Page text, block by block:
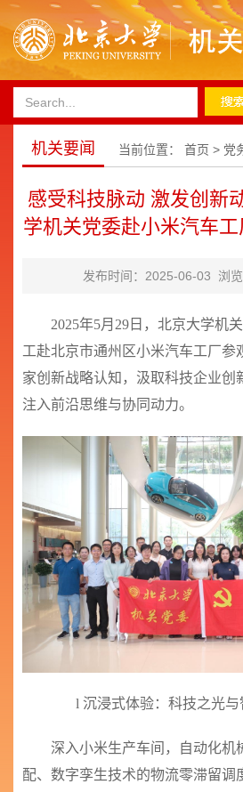
机关要闻 当前位置： 首页 > 党
感受科技脉动 激发创
学机关党委赴小米汽车
发布时间：2025-06-03 浏览
2025年5月29日，北京大学机
工赴北京市通州区小米汽车工厂参
家创新战略认知，汲取科技企业创
注入前沿思维与协同动力。
l 沉浸式体验：科技之光
深入小米生产车间，自动化机
配、数字孪生技术的物流零滞留调